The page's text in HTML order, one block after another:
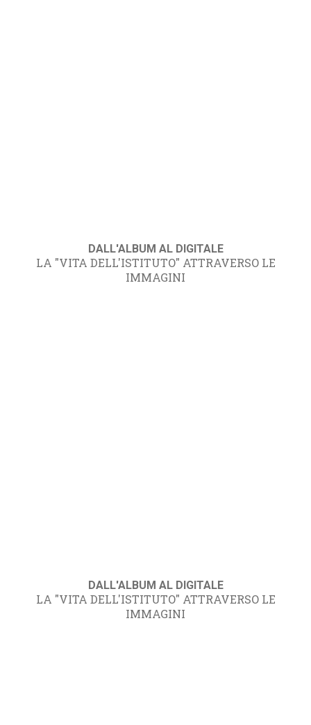
DALL'ALBUM AL DIGITALE
LA "VITA DELL'ISTITUTO" ATTRAVERSO LE
IMMAGINI
DALL'ALBUM AL DIGITALE
LA "VITA DELL'ISTITUTO" ATTRAVERSO LE
IMMAGINI